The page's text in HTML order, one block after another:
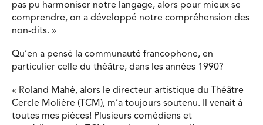
pas pu harmoniser notre langage, alors pour mieux se
comprendre, on a développé notre compréhension des
non-dits. »
Qu’en a pensé la communauté francophone, en
particulier celle du théâtre, dans les années 1990?
« Roland Mahé, alors le directeur artistique du Théâtre
Cercle Molière (TCM), m’a toujours soutenu. Il venait à
toutes mes pièces! Plusieurs comédiens et